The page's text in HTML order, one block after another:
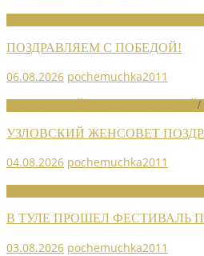
ПОЗДРАВЛЯЕМ С ПОБЕДОЙ!
06.08.2026 pochemuchka2011
/
УЗЛОВСКИЙ ЖЕНСОВЕТ
04.08.2026 pochemuchka2011
В ТУЛЕ ПРОШЕЛ ФЕСТИВАЛЬ
03.08.2026 pochemuchka2011